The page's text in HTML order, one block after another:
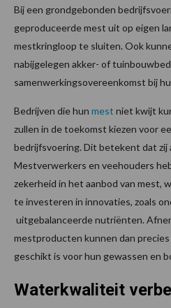
Bij een grondgebonden
geproduceerde mest uit op eigen
mestkringloop te sluiten. Ook
nabijgelegen akker- of
samenwerkingsovereenkomst bij
Bedrijven die hun mest niet kwijt
zullen in de toekomst kiezen voor
bedrijfsvoering. Dit betekent dat zij
Mestverwerkers en veehouders
zekerheid in het aanbod van mest,
te investeren in innovaties, zoals
uitgebalanceerde nutriënten.
mestproducten kunnen dan
geschikt is voor hun gewassen en
Waterkwaliteit